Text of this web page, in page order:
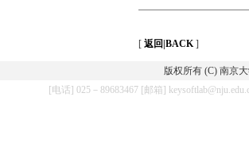
[ 返回|BACK]
版权所有 (C) 南京
[电话] 025－89683467 [邮箱]